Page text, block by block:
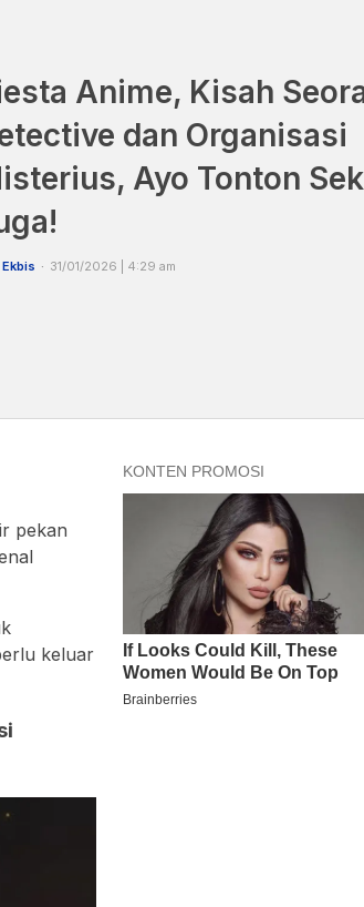
Anime, Kisah
dan Organisasi
Ayo Tonton
Ekbis 31/01/2026 | 4:29 am
pekan
keluar